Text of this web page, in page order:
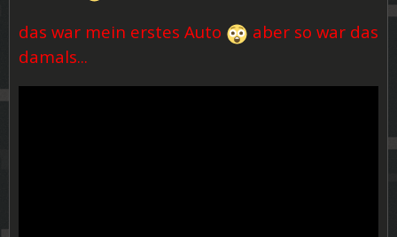
das war mein erstes Auto
aber so war das
damals...